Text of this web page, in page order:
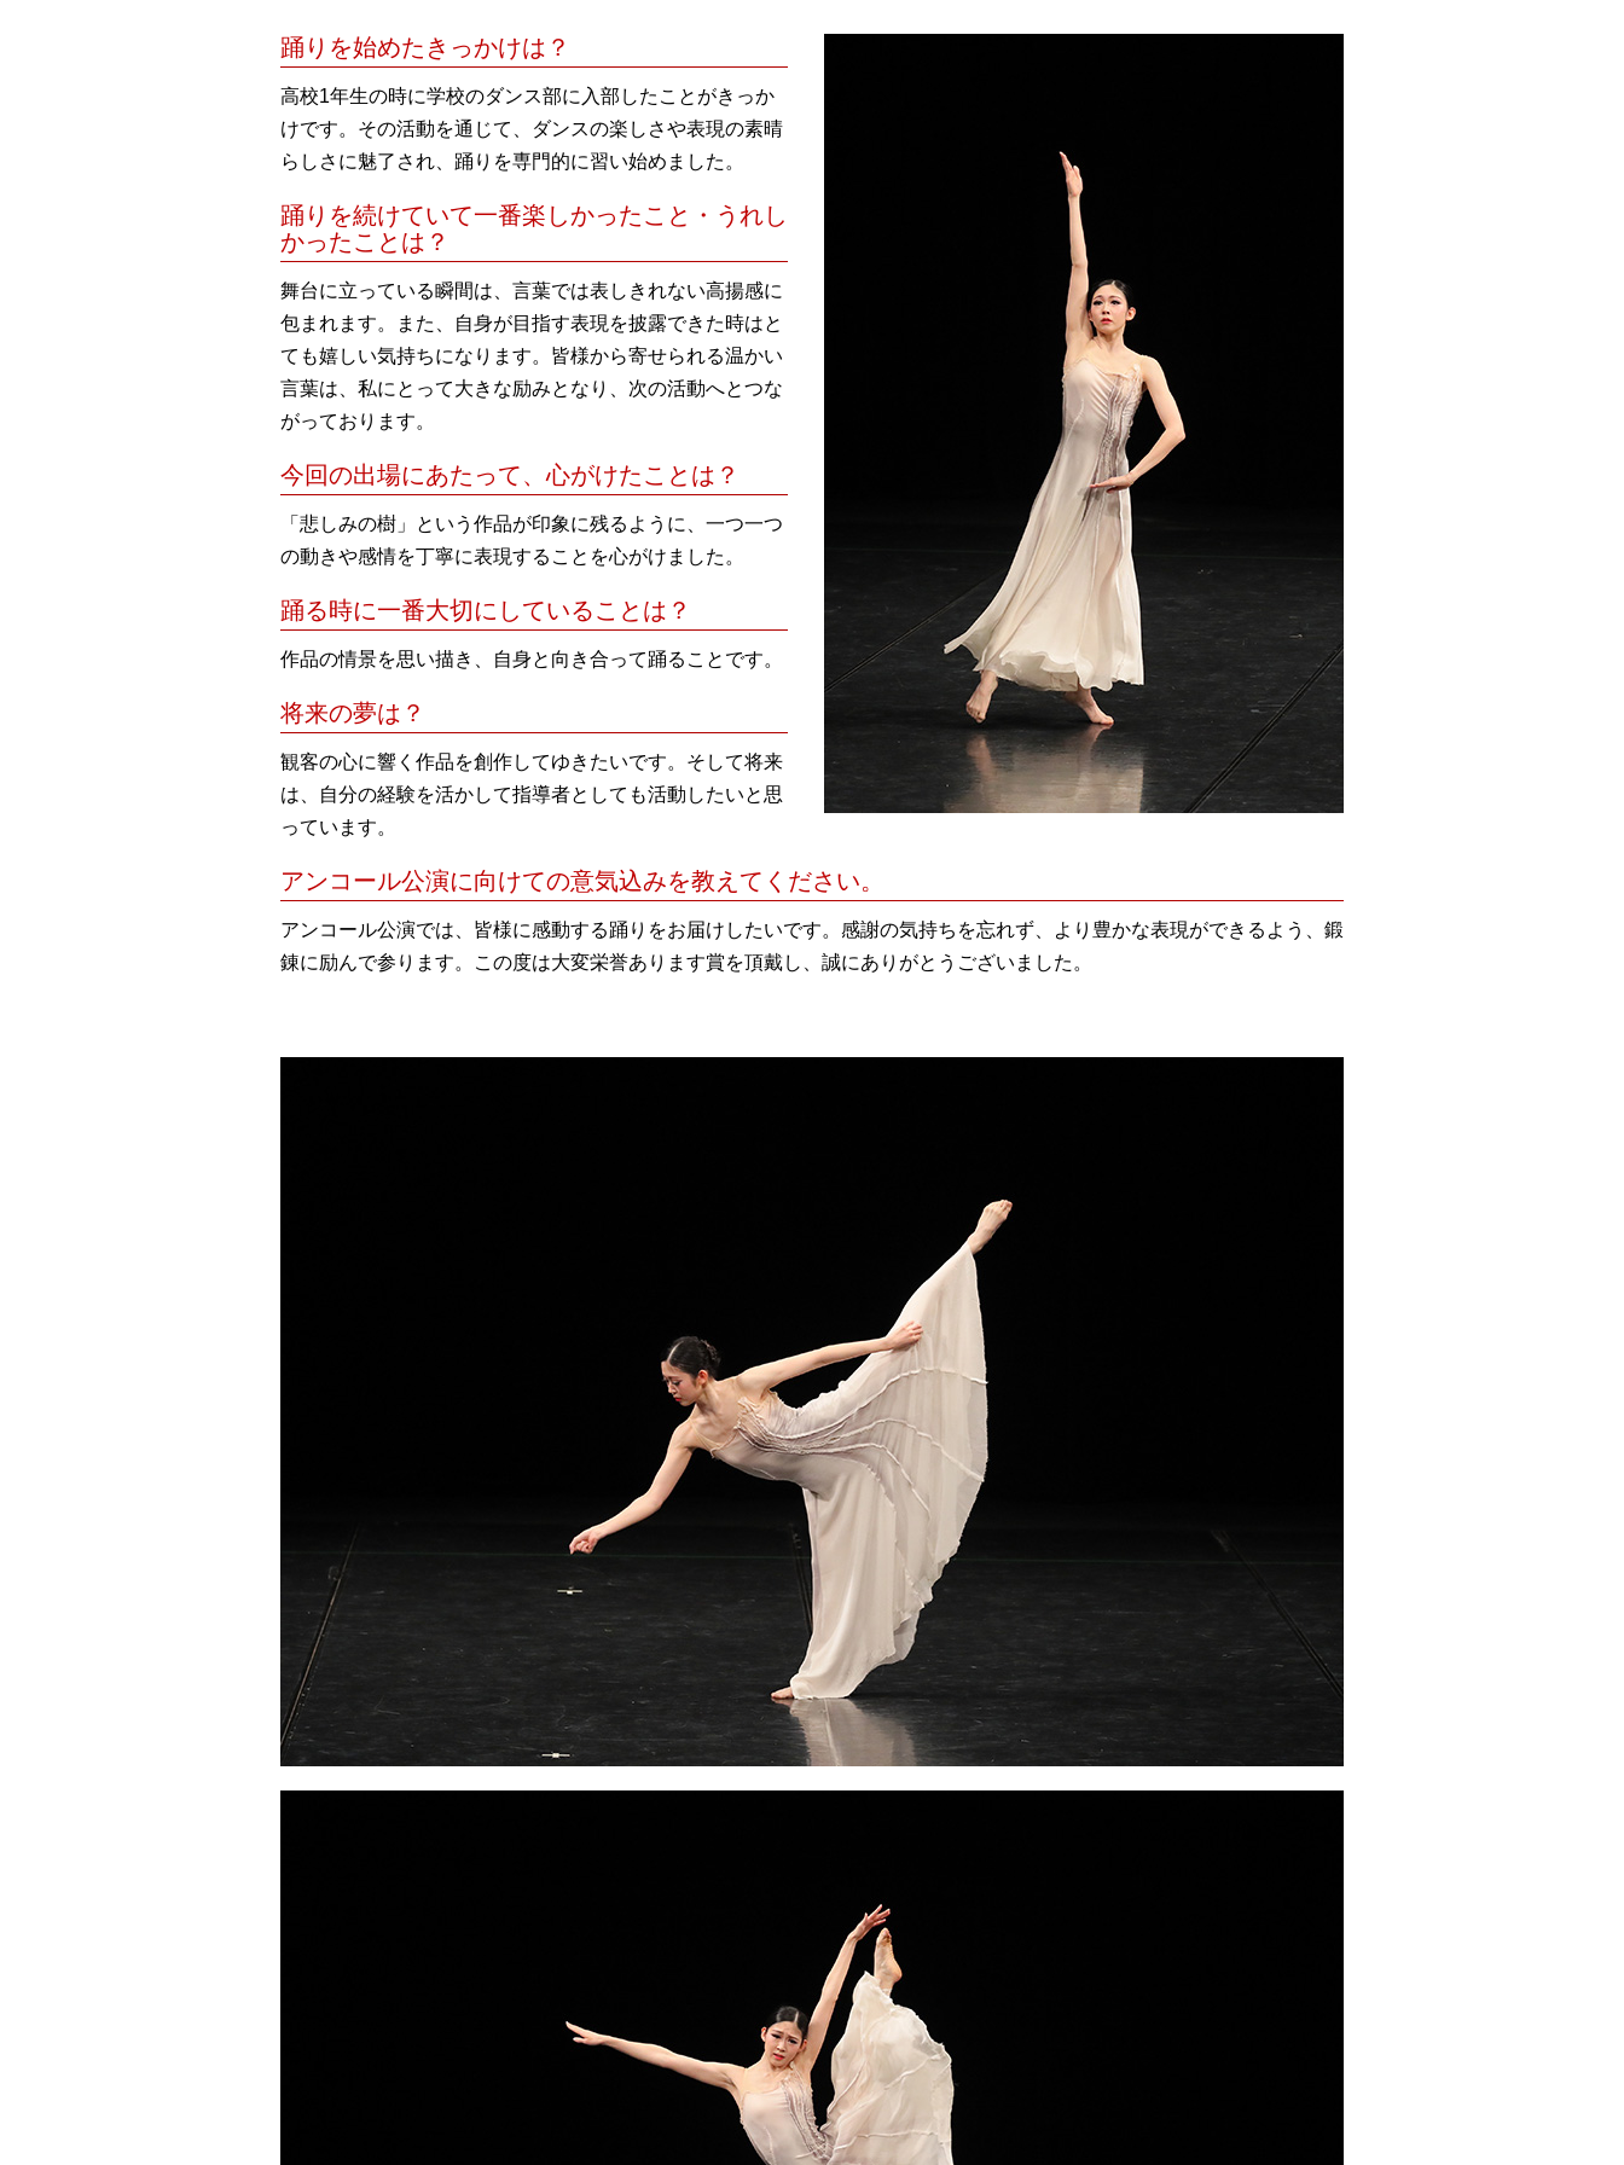
踊りを始めたきっかけは？
高校1年生の時に学校のダンス部に入部したことがきっか
けです。その活動を通じて、ダンスの楽しさや表現の素晴
らしさに魅了され、踊りを専門的に習い始めました。
踊りを続けていて一番楽しかったこと・うれし
かったことは？
舞台に立っている瞬間は、言葉では表しきれない高揚感に
包まれます。また、自身が目指す表現を披露できた時はと
ても嬉しい気持ちになります。皆様から寄せられる温かい
言葉は、私にとって大きな励みとなり、次の活動へとつな
がっております。
今回の出場にあたって、心がけたことは？
「悲しみの樹」という作品が印象に残るように、一つ一つ
の動きや感情を丁寧に表現することを心がけました。
踊る時に一番大切にしていることは？
作品の情景を思い描き、自身と向き合って踊ることです。
将来の夢は？
観客の心に響く作品を創作してゆきたいです。そして将来
は、自分の経験を活かして指導者としても活動したいと思
っています。
アンコール公演に向けての意気込みを教えてください。
アンコール公演では、皆様に感動する踊りをお届けしたいです。感謝の気持ちを忘れず、より豊かな表現ができるよう、鍛
錬に励んで参ります。この度は大変栄誉あります賞を頂戴し、誠にありがとうございました。